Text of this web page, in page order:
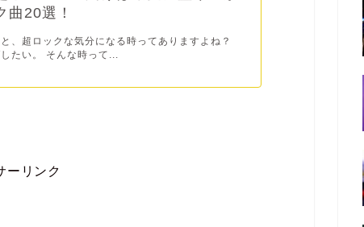
曲20選！
、超ロックな気分になる時ってありますよね？
たい。 そんな時って...
ーリンク